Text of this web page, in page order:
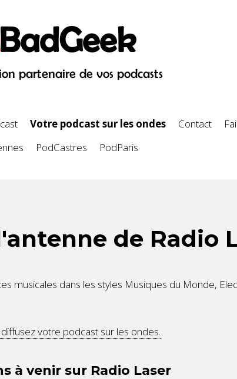
partenaire de vos podcasts
Votre podcast sur les ondes Contact
PodCastres PodParis
de Radio
dans les styles Musiques du Monde,
votre podcast sur les ondes.
à venir sur Radio Laser